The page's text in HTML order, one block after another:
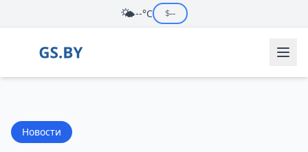
🌤️--°C $--
Новости